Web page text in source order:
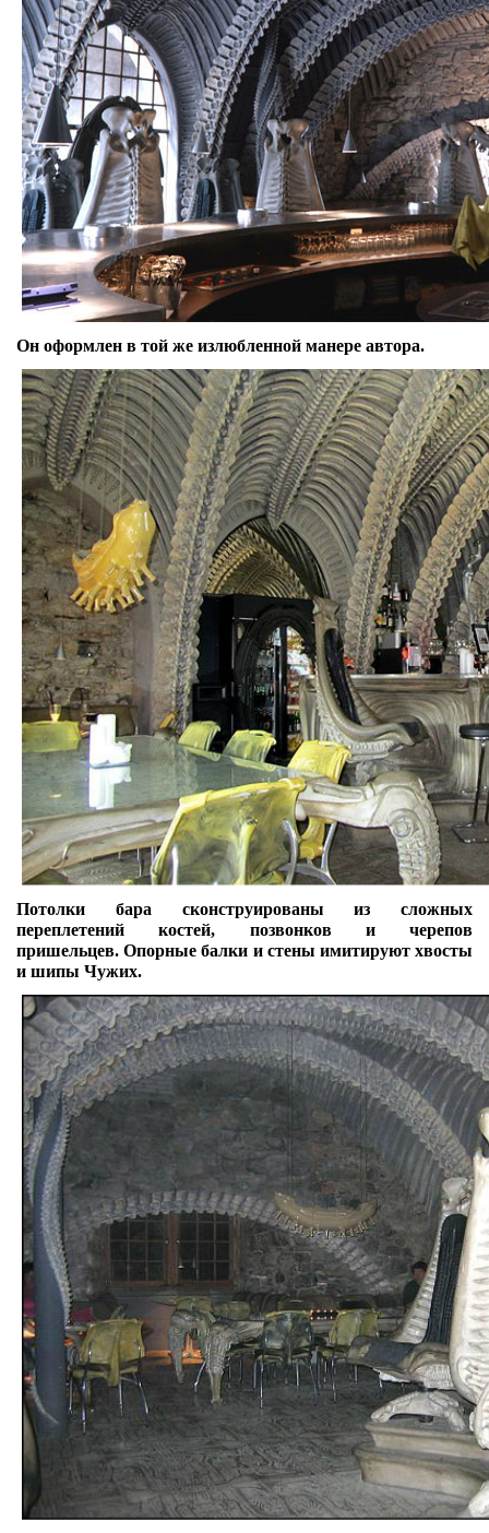
Он оформлен в той же излюбленной манере автора.
Потолки бара сконструированы из сложных
переплетений костей, позвонков и черепов
пришельцев. Опорные балки и стены имитируют хвосты
и шипы Чужих.